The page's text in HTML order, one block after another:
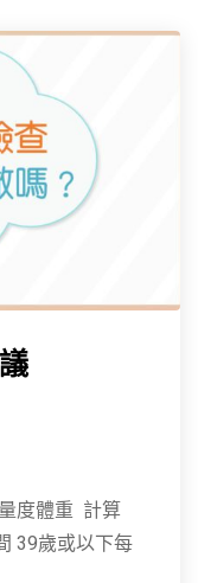
度體重 計算
39歲或以下每